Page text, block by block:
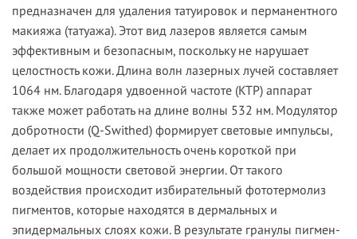
предназначен для удаления та­ту­и­ро­вок и перманентного
ма­ки­я­жа (татуажа). Этот вид лазеров является са­мым
эффективным и безопасным, поскольку не нарушает
целостность кожи. Длина волн лазерных лу­чей со­став­ля­ет
1064 нм. Благодаря удвоенной частоте (KTP) ап­па­рат
также может работать на длине волны 532 нм. Мо­ду­ля­тор
добротности (Q-Swithed) формирует све­то­вые импульсы,
делает их продолжительность очень ко­рот­кой при
большой мощ­нос­ти световой энергии. От та­ко­го
воздействия происходит избирательный фо­то­тер­мо­лиз
пигментов, которые находятся в дер­маль­ных и
эпидермальных слоях кожи. В результате гра­ну­лы пиг­мен­